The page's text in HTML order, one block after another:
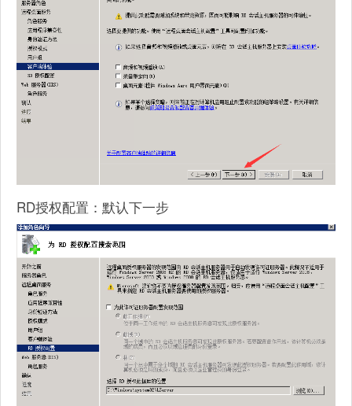
RD授权配置：默认下一步